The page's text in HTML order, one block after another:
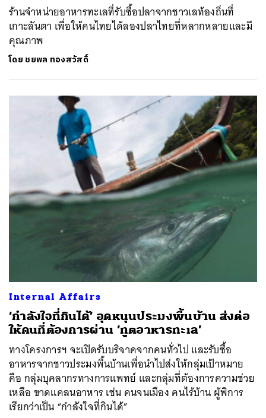
ร้านจำหน่ายอาหารทะเลที่รับซื้อปลาจากชาวเลท้องถิ่นที่
เกาะลันตา เพื่อให้คนไทยได้ลองปลาไทยที่หลากหลายและมี
คุณภาพ
โดย ชยพล ทองสวัสดิ์
Internal Affairs
‘กำลังใจที่กินได้’ อุดหนุนประมงพื้นบ้าน ส่งต่อ
ให้คนที่ต้องการผ่าน ‘ทูตอาหารทะเล’
ทางโครงการฯ จะเปิดรับบริจาคจากคนทั่วไป และรับซื้อ
อาหารจากชาวประมงพื้นบ้านเพื่อนำไปส่งให้กลุ่มเป้าหมาย
คือ กลุ่มบุคลากรทางการแพทย์ และกลุ่มที่ต้องการความช่วย
เหลือ ขาดแคลนอาหาร เช่น คนจนเมือง คนไร้บ้าน ผู้พิการ
เรียกว่าเป็น “กำลังใจที่กินได้”